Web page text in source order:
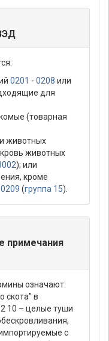
0201 - 0208 или
для
(товарная
животных
животных
); или
кроме
0209 (группа 15).
примечания
означают:
скота" в
10 – целые туши
с